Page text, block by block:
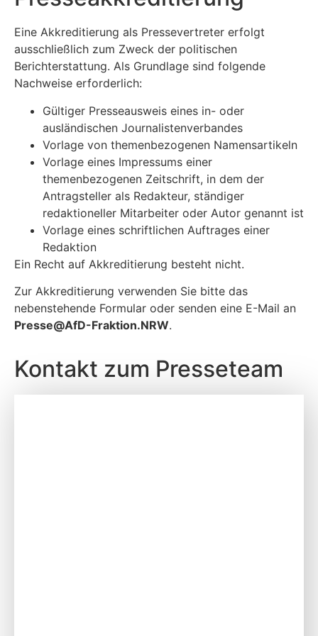
Eine Akkreditierung als Pressevertreter erfolgt
ausschließlich zum Zweck der politischen
Berichterstattung. Als Grundlage sind folgende
Nachweise erforderlich:
Gültiger Presseausweis eines in- oder
ausländischen Journalistenverbandes
Vorlage von themenbezogenen Namensartikeln
Vorlage eines Impressums einer
themenbezogenen Zeitschrift, in dem der
Antragsteller als Redakteur, ständiger
redaktioneller Mitarbeiter oder Autor genannt ist
Vorlage eines schriftlichen Auftrages einer
Redaktion
Ein Recht auf Akkreditierung besteht nicht.
Zur Akkreditierung verwenden Sie bitte das
nebenstehende Formular oder senden eine E-Mail an
Presse@AfD-Fraktion.NRW.
Kontakt zum Presseteam